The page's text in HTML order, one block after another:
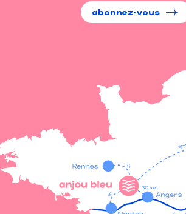
abonnez-vous